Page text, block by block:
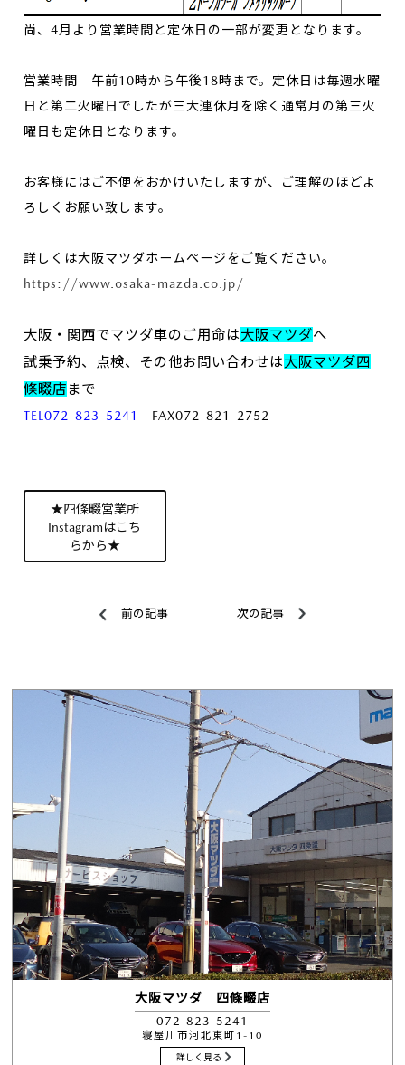
尚、4月より営業時間と定休日の一部が変更となります。
営業時間 午前10時から午後18時まで。定休日は毎週水曜
日と第二火曜日でしたが三大連休月を除く通常月の第三火
曜日も定休日となります。
お客様にはご不便をおかけいたしますが、ご理解のほどよ
ろしくお願い致します。
詳しくは大阪マツダホームページをご覧ください。
https://www.osaka-mazda.co.jp/
大阪・関西でマツダ車のご用命は大阪マツダへ
試乗予約、点検、その他お問い合わせは大阪マツダ四
條畷店まで
TEL072-823-5241 FAX072-821-2752
★四條畷営業所
Instagramはこち
らから★
前の記事 次の記事
大阪マツダ 四條畷店
072-823-5241
寝屋川市河北東町1-10
詳しく見る